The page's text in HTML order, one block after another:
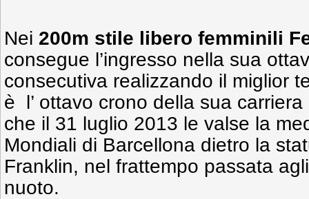
Nei 200m stile libero femminili
consegue l’ingresso nella sua
consecutiva realizzando il miglior
è l’ ottavo crono della sua
che il 31 luglio 2013 le valse la
Mondiali di Barcellona dietro la
Franklin, nel frattempo passata
nuoto.